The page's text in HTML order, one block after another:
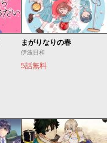
まがりなりの春
伊波日和
5話無料